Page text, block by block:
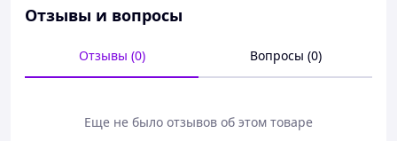
Доставка почтово-транспортными услугами по всей
территории Украины.
Так же смотрите другие запчасти для автомобилей на
нашем сайте, всегда актуальное наличие по низкой
Отзывы и вопросы
Отзывы (0) Вопросы (0)
Еще не было отзывов об этом товаре